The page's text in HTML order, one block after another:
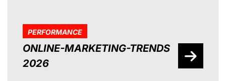
PERFORMANCE
ONLINE-MARKETING-TRENDS
2026